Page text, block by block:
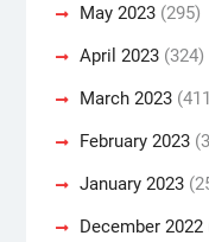
May 2023(295)
April 2023(324)
March 2023
February 2023
January 2023
December 2022